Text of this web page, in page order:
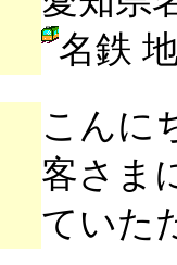
名鉄
こんに
客さま
ていた